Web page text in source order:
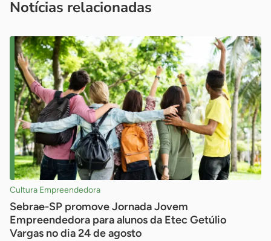
Notícias relacionadas
Cultura Empreendedora
Sebrae-SP promove Jornada Jovem
Empreendedora para alunos da Etec Getúlio
Vargas no dia 24 de agosto